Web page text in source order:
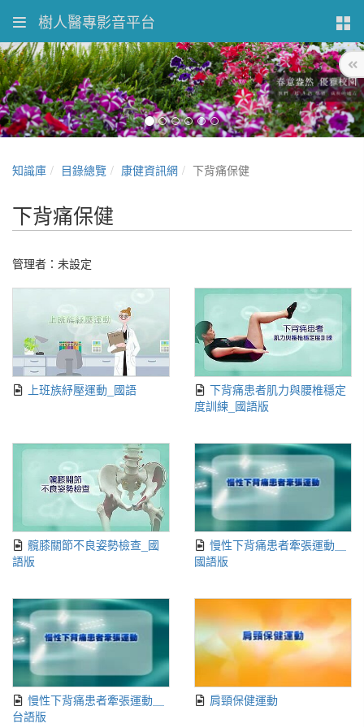
樹人醫專影音平台
知識庫 目錄總覽 康健資訊網 下背痛保健
下背痛保健
管理者：未設定
上班族紓壓運動_國語
下背痛患者肌力與腰椎穩定
度訓練_國語版
髖膝關節不良姿勢檢查_國
語版
慢性下背痛患者牽張運動＿
國語版
慢性下背痛患者牽張運動＿
台語版
肩頸保健運動